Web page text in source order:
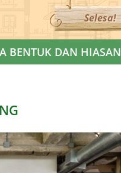
Selesa!
BENTUK DAN HIASAN